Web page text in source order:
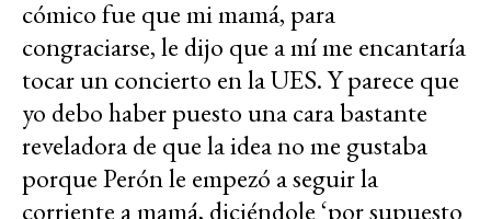
cómico fue que mi mamá, para
congraciarse, le dijo que a mí me encantaría
tocar un concierto en la UES. Y parece que
yo debo haber puesto una cara bastante
reveladora de que la idea no me gustaba
porque Perón le empezó a seguir la
corriente a mamá, diciéndole ‘por supuesto